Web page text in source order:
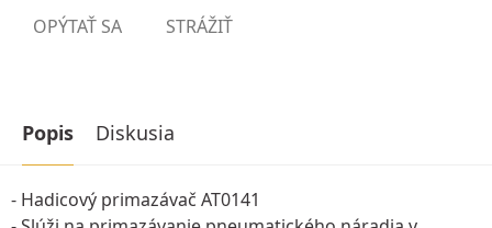
OPÝTAŤ SA STRÁŽIŤ
Popis Diskusia
- Hadicový primazávač AT0141